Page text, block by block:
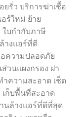
ยรั่ว บริการฆ่าเชื้อ
ร์ใหม่ ย้าย
ใบกำกับภาษี
างแอร์ที่ดี
อความปลอดภัย
วนแผงกรอง ฝา
ความสะอาด เช็ด
ก็บพื้นที่สะอาด
นล้างแอร์ที่ดีที่สุด